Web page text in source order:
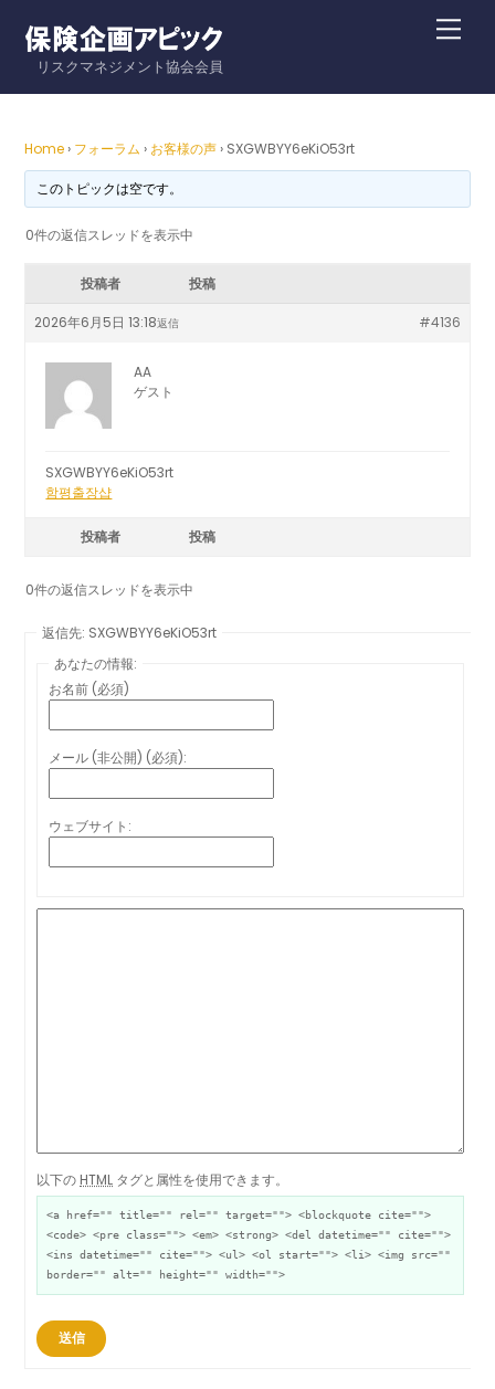
contentリスクマネジメント協会会員
Home › フォーラム › お客様の声 › SXGWBYY6eKiO53rt
このトピックは空です。
0件の返信スレッドを表示中
投稿者 投稿
2026年6月5日 13:18 #4136
返信
AA
ゲスト
SXGWBYY6eKiO53rt
함평출장샵
投稿者 投稿
0件の返信スレッドを表示中
返信先: SXGWBYY6eKiO53rt
あなたの情報:
お名前 (必須)
メール (非公開) (必須):
ウェブサイト:
以下の HTML タグと属性を使用できます。
<a href="" title="" rel="" target=""> <blockquote cite="">
<code> <pre class=""> <em> <strong> <del datetime="" cite="">
<ins datetime="" cite=""> <ul> <ol start=""> <li> <img src=""
border="" alt="" height="" width="">
送信